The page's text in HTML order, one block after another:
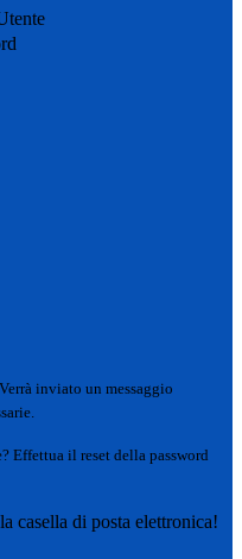
Verrà inviato un messaggio
Effettua il reset della password
casella di posta elettronica!